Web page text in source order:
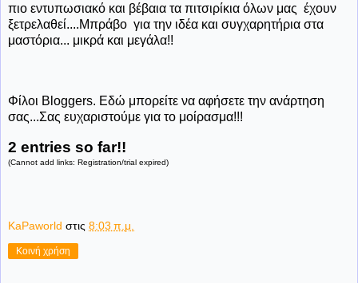
πιο εντυπωσιακό και βέβαια τα πιτσιρίκια όλων μας έχουν
ξετρελαθεί....Μπράβο για την ιδέα και συγχαρητήρια στα
μαστόρια... μικρά και μεγάλα!!
Φίλοι Bloggers. Εδώ μπορείτε να αφήσετε την ανάρτηση
σας...Σας ευχαριστούμε για το μοίρασμα!!!
2 entries so far!!
(Cannot add links: Registration/trial expired)
KaPaworld στις 8:03 π.μ.
Κοινή χρήση